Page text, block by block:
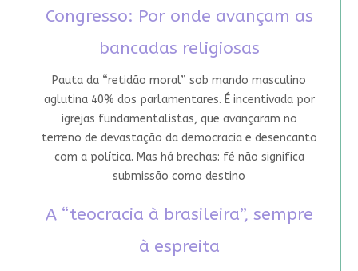
Congresso: Por onde avançam as
bancadas religiosas
Pauta da “retidão moral” sob mando masculino
aglutina 40% dos parlamentares. É incentivada por
igrejas fundamentalistas, que avançaram no
terreno de devastação da democracia e desencanto
com a política. Mas há brechas: fé não significa
submissão como destino
A “teocracia à brasileira”, sempre
à espreita